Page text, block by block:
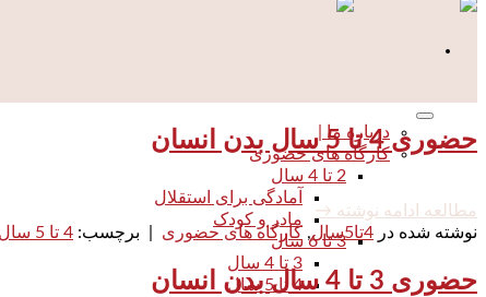
درباره ما |
کارگاه های حضوری
2 تا 4 سال
آمادگی برای استقلال
مادر و کودک
3 تا 6 سال
3 تا 4 سال
4 تا 5 سال
حضوری 4 تا 5 سال بدن انسان
مطالعه ادامه نوشته →
نوشته شده در 4تا5سال , کارگاه های حضوری برچسب: 4 تا 5 سال
حضوری 3 تا 4 سال بدن انسان